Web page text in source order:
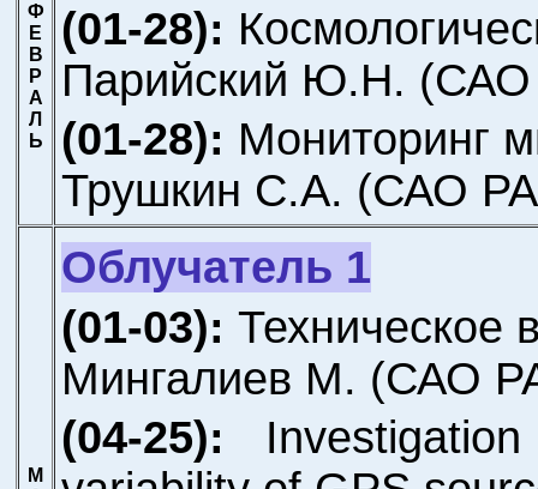
Ф
Е
В
Р
А
Л
Ь
(01-28):
Парийский Ю.Н.
(01-28): Мониторинг
Трушкин С.А. (САО
М
Облучатель 1
(01-03):Техническое
Мингалиев М. (САО
(04-25):